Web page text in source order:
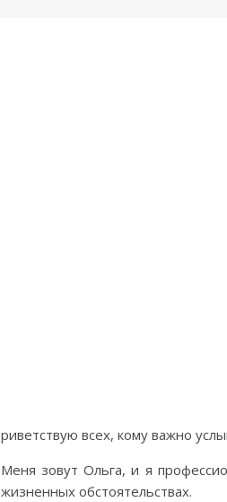
риветствую всех, кому важно
Меня зовут Ольга, и я
жизненных обстоятельствах.